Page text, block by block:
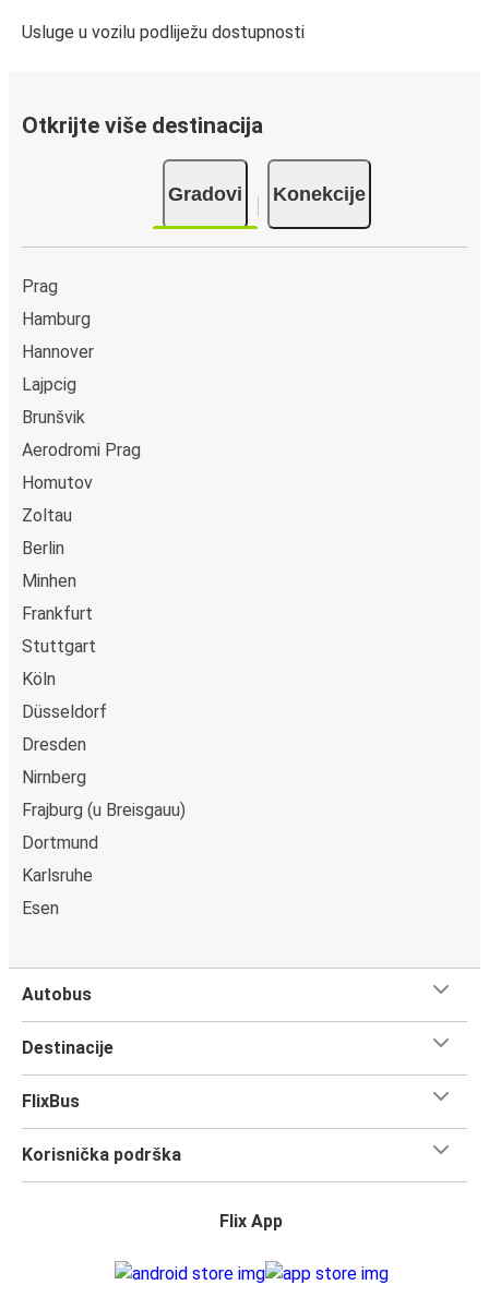
Usluge u vozilu podliježu dostupnosti
Otkrijte više destinacija
Gradovi Konekcije
Prag
Hamburg
Hannover
Lajpcig
Brunšvik
Aerodromi Prag
Homutov
Zoltau
Berlin
Minhen
Frankfurt
Stuttgart
Köln
Düsseldorf
Dresden
Nirnberg
Frajburg (u Breisgauu)
Dortmund
Karlsruhe
Esen
Autobus
Destinacije
FlixBus
Korisnička podrška
Flix App